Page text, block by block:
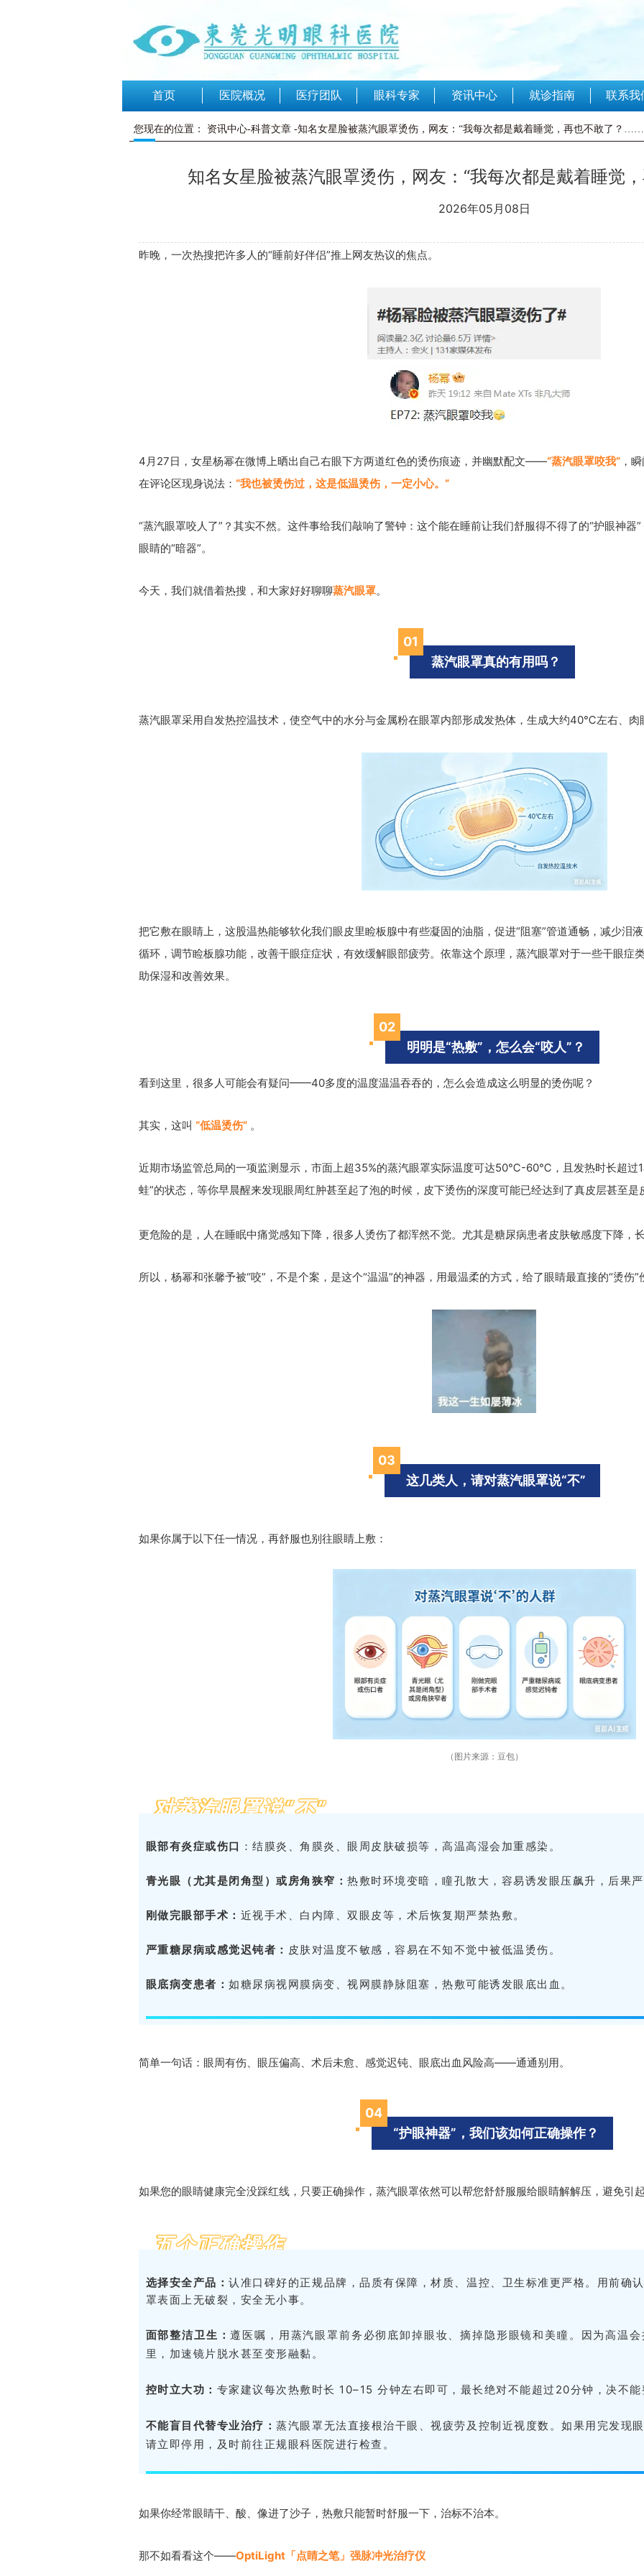
首页 医院概况 医疗团队 眼科专家 资讯中心 就诊指南 联系我
您现在的位置： 资讯中心-科普文章 -知名女星脸被蒸汽眼罩烫伤，网友：“我每次都是戴着睡觉，再也不敢了？
知名女星脸被蒸汽眼罩烫伤，网友：“我每次都是戴着睡觉
2026年05月08日
昨晚，一次热搜把许多人的“睡前好伴侣”推上网友热议的焦点。
4月27日，女星杨幂在微博上晒出自己右眼下方两道红色的烫伤痕迹，并幽默配文——“蒸汽眼罩咬我”，
在评论区现身说法： “我也被烫伤过，这是低温烫伤，一定小心。”
“蒸汽眼罩咬人了”？其实不然。这件事给我们敲响了警钟：这个能在睡前让我们舒服得不得了的“护眼神器
眼睛的“暗器”。
今天，我们就借着热搜，和大家好好聊聊蒸汽眼罩。
01
蒸汽眼罩真的有用吗？
蒸汽眼罩采用自发热控温技术，使空气中的水分与金属粉在眼罩内部形成发热体，生成大约40℃左右、肉
把它敷在眼睛上，这股温热能够软化我们眼皮里睑板腺中有些凝固的油脂，促进“阻塞”管道通畅，减少泪
循环，调节睑板腺功能，改善干眼症症状 ，有效缓解眼部疲劳。 依靠这个原理，蒸汽眼罩对于一些干眼症
助保湿和改善效果。
02
明明是“热敷”，怎么会“咬人”？
看到这里，很多人可能会有疑问——40多度的温度温温吞吞的，怎么会造成这么明显的烫伤呢？
其实，这叫 “低温烫伤”。
近期市场监管总局的一项监测显示，市面上超35%的蒸汽眼罩实际温度可达50℃-60℃，且发热时长超过1
蛙”的状态，等你早晨醒来发现眼周红肿甚至起了泡的时候，皮下烫伤的深度可能已经达到了真皮层甚至是
更危险的是，人在睡眠中痛觉感知下降，很多人烫伤了都浑然不觉。尤其是糖尿病患者皮肤敏感度下降，
所以，杨幂和张馨予被“咬”，不是个案，是这个“温温”的神器，用最温柔的方式，给了眼睛最直接的“烫伤
03
这几类人，请对蒸汽眼罩说“不”
如果你属于以下任一情况，再舒服也别往眼睛上敷：
（图片来源：豆包）
对蒸汽眼罩说“不”
眼部有炎症或伤口 ：结膜炎、角膜炎、眼周皮肤破损等，高温高湿会加重感染。
青光眼（尤其是闭角型）或房角狭窄： 热敷时环境变暗，瞳孔散大，容易诱发眼压飙升，后果
刚做完眼部手术： 近视手术、白内障、双眼皮等，术后恢复期严禁热敷。
严重糖尿病或感觉迟钝者： 皮肤对温度不敏感，容易在不知不觉中被低温烫伤。
眼底病变患者： 如糖尿病视网膜病变、 视网膜静脉阻塞 ，热敷可能诱发眼底出血。
简单一句话：眼周有伤、眼压偏高、术后未愈、感觉迟钝、眼底出血风险高——通通别用。
04
“护眼神器”，我们该如何正确操作？
如果您的眼睛健康完全没踩红线，只要正确操作，蒸汽眼罩依然可以帮您舒舒服服给眼睛解解压，避免引
五个正确操作
选择安全产品：认准口碑好的正规品牌，品质有保障，材质、温控、卫生标准更严格。用前确
罩表面上无破裂，安全无小事。
面部整洁卫生：遵医嘱，用蒸汽眼罩前务必彻底卸掉眼妆、摘掉隐形眼镜和美瞳。因为高温
里，加速镜片脱水甚至变形融黏。
控时立大功： 专家建议每次热敷时长 10–15 分钟左右即可，最长绝对不能超过20分钟，决不
不能盲目代替专业治疗：蒸汽眼罩无法直接根治干眼、视疲劳及控制近视度数。如果用完发现
请立即停用，及时前往正规眼科医院进行检查。
如果你经常眼睛干、酸、像进了沙子，热敷只能暂时舒服一下，治标不治本。
那不如看看这个——OptiLight「点睛之笔」 强脉冲光治疗仪